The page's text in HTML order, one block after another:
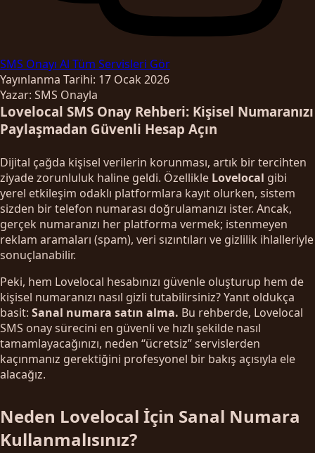
SMS Onayı Al Tüm Servisleri Gör
Yayınlanma Tarihi: 17 Ocak 2026
Yazar: SMS Onayla
Lovelocal SMS Onay Rehberi: Kişisel Numaranızı
Paylaşmadan Güvenli Hesap Açın
Dijital çağda kişisel verilerin korunması, artık bir tercihten
ziyade zorunluluk haline geldi. Özellikle Lovelocal gibi
yerel etkileşim odaklı platformlara kayıt olurken, sistem
sizden bir telefon numarası doğrulamanızı ister. Ancak,
gerçek numaranızı her platforma vermek; istenmeyen
reklam aramaları (spam), veri sızıntıları ve gizlilik ihlalleriyle
sonuçlanabilir.
Peki, hem Lovelocal hesabınızı güvenle oluşturup hem de
kişisel numaranızı nasıl gizli tutabilirsiniz? Yanıt oldukça
basit: Sanal numara satın alma. Bu rehberde, Lovelocal
SMS onay sürecini en güvenli ve hızlı şekilde nasıl
tamamlayacağınızı, neden “ücretsiz” servislerden
kaçınmanız gerektiğini profesyonel bir bakış açısıyla ele
alacağız.
Neden Lovelocal İçin Sanal Numara
Kullanmalısınız?